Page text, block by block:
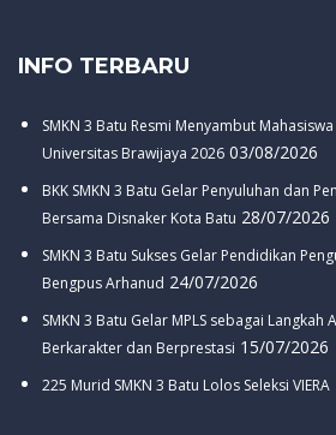
INFO TERBARU
SMKN 3 Batu Resmi Menyambut
Universitas Brawijaya 2026 03/08/2026
BKK SMKN 3 Batu Gelar Penyuluhan dan
Bersama Disnaker Kota Batu 28/07/2026
SMKN 3 Batu Sukses Gelar Pendidikan
Bengpus Arhanud 24/07/2026
SMKN 3 Batu Gelar MPLS sebagai Langkah
Berkarakter dan Berprestasi 15/07/2026
225 Murid SMKN 3 Batu Lolos Seleksi VIERA